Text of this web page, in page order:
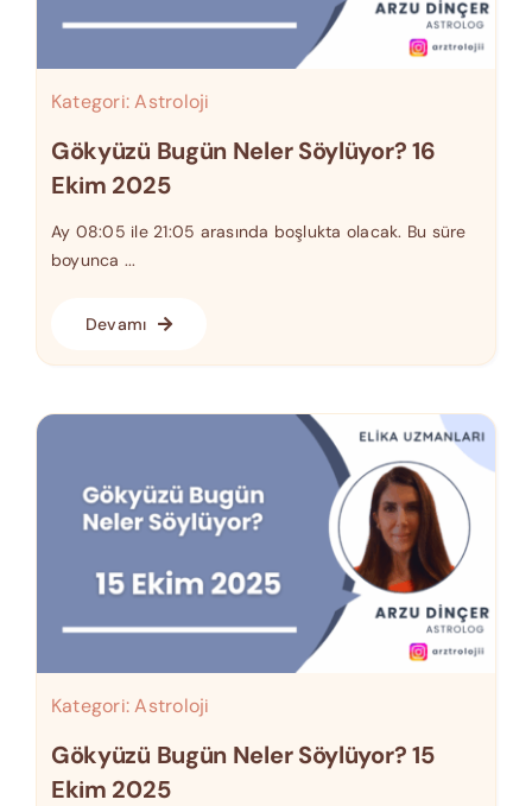
Kategori:Astroloji
Gökyüzü Bugün Neler Söylüyor? 16
Ekim 2025
Ay 08:05 ile 21:05 arasında boşlukta olacak. Bu süre
boyunca ...
Devamı
Kategori:Astroloji
Gökyüzü Bugün Neler Söylüyor? 15
Ekim 2025